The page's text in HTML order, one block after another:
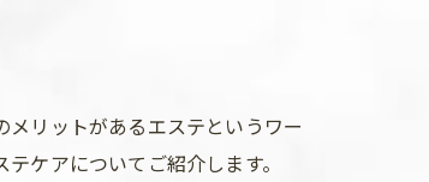
リットがあるエステというワー
ケアについてご紹介します。